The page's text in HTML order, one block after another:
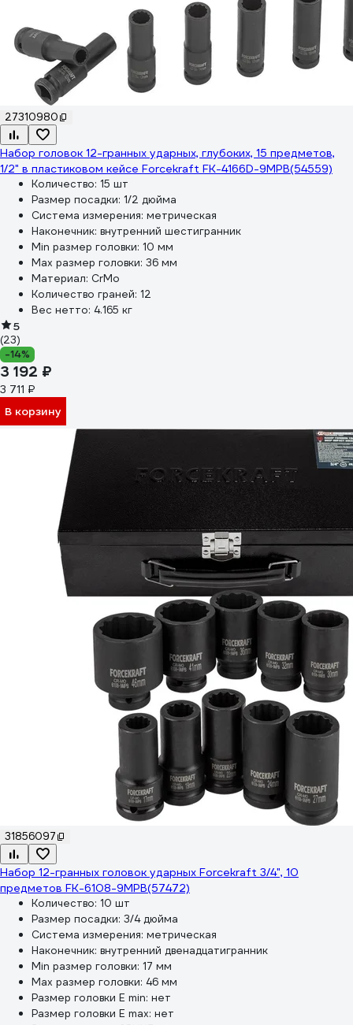
27310980
Набор головок 12-гранных ударных, глубоких, 15 предметов,
1/2" в пластиковом кейсе Forcekraft FK-4166D-9MPB(54559)
Количество: 15 шт
Размер посадки: 1/2 дюйма
Система измерения: метрическая
Наконечник: внутренний шестигранник
Min размер головки: 10 мм
Max размер головки: 36 мм
Материал: CrMo
Количество граней: 12
Вес нетто: 4.165 кг
5
(23)
-14%
3 192 ₽
3 711 ₽
В корзину
31856097
Набор 12-гранных головок ударных Forcekraft 3/4", 10
предметов FK-6108-9MPB(57472)
Количество: 10 шт
Размер посадки: 3/4 дюйма
Система измерения: метрическая
Наконечник: внутренний двенадцатигранник
Min размер головки: 17 мм
Max размер головки: 46 мм
Размер головки E min: нет
Размер головки E max: нет